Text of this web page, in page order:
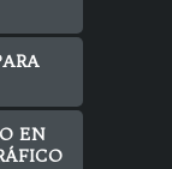
EN